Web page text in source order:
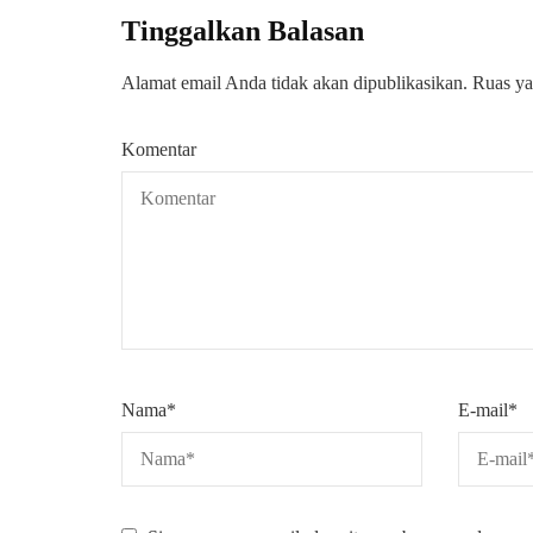
Tinggalkan Balasan
Alamat email Anda tidak akan dipublikasikan. Ruas
Komentar
Nama* E-mail*